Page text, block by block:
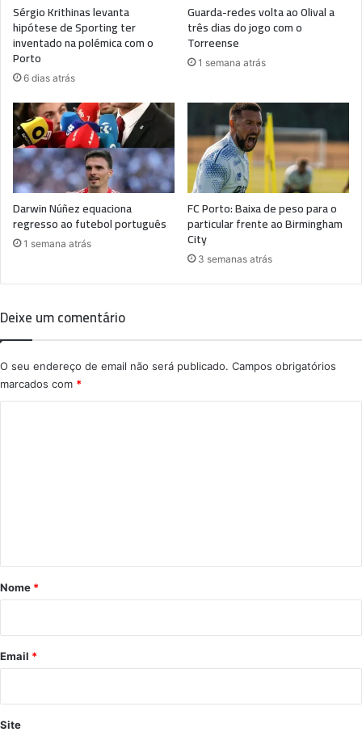
Sérgio Krithinas levanta
hipótese de Sporting ter
inventado na polémica com o
Porto
6 dias atrás
Guarda-redes volta ao Olival a
três dias do jogo com o
Torreense
1 semana atrás
Darwin Núñez equaciona
regresso ao futebol português
1 semana atrás
FC Porto: Baixa de peso para o
particular frente ao Birmingham
City
3 semanas atrás
Deixe um comentário
O seu endereço de email não será publicado. Campos obrigatórios
marcados com *
r
*
Nome *
Email *
Site